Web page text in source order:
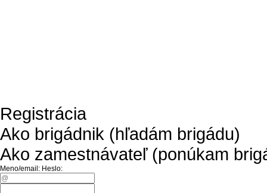
Registrácia
Ako brigádnik (hľadám brigádu)
Ako zamestnávateľ (ponúkam
Meno/email: Heslo: